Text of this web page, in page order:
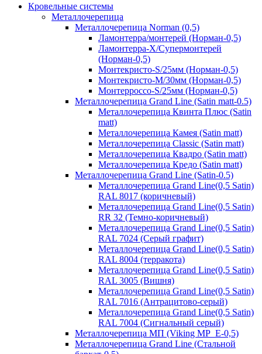
Кровельные системы
Металлочерепица
Металлочерепица Norman (0,5)
Ламонтерра/монтерей (Норман-0,5)
Ламонтерра-Х/Супермонтерей
(Норман-0,5)
Монтекристо-S/25мм (Норман-0,5)
Монтекристо-M/30мм (Норман-0,5)
Монтерроссо-S/25мм (Норман-0,5)
Металлочерепица Grand Line (Satin matt-0.5)
Металлочерепица Квинта Плюс (Satin
matt)
Металлочерепица Камея (Satin matt)
Металлочерепица Classic (Satin matt)
Металлочерепица Квадро (Satin matt)
Металлочерепица Кредо (Satin matt)
Металлочерепица Grand Line (Satin-0.5)
Металлочерепица Grand Line(0,5 Satin)
RAL 8017 (коричневый)
Металлочерепица Grand Line(0,5 Satin)
RR 32 (Темно-коричневый)
Металлочерепица Grand Line(0,5 Satin)
RAL 7024 (Серый графит)
Металлочерепица Grand Line(0,5 Satin)
RAL 8004 (терракота)
Металлочерепица Grand Line(0,5 Satin)
RAL 3005 (Вишня)
Металлочерепица Grand Line(0,5 Satin)
RAL 7016 (Антрацитово-серый)
Металлочерепица Grand Line(0,5 Satin)
RAL 7004 (Сигнальный серый)
Металлочерепица МП (Viking MP_E-0,5)
Металлочерепица Grand Line (Стальной